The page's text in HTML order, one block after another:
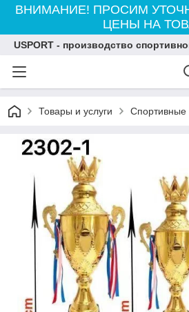
ВНИМАНИЕ! ПРОСИМ
ЦЕНЫ НА
USPORT - производство
Товары и услуги Спортивные